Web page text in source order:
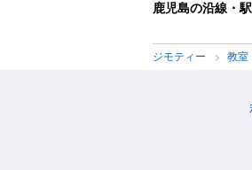
鹿児島の沿線・
ジモティー 教室